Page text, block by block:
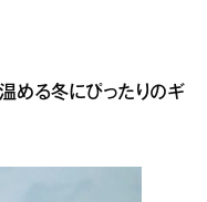
める冬にぴったりのギ